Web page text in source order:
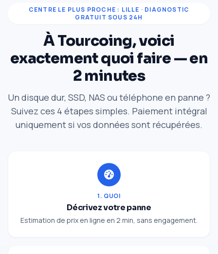
CENTRE LE PLUS PROCHE : LILLE · DIAGNOSTIC
GRATUIT SOUS 24H
À Tourcoing, voici
exactement quoi faire — en
2 minutes
Un disque dur, SSD, NAS ou téléphone en panne ?
Suivez ces 4 étapes simples. Paiement intégral
uniquement si vos données sont récupérées.
1. QUOI
Décrivez votre panne
Estimation de prix en ligne en 2 min, sans engagement.